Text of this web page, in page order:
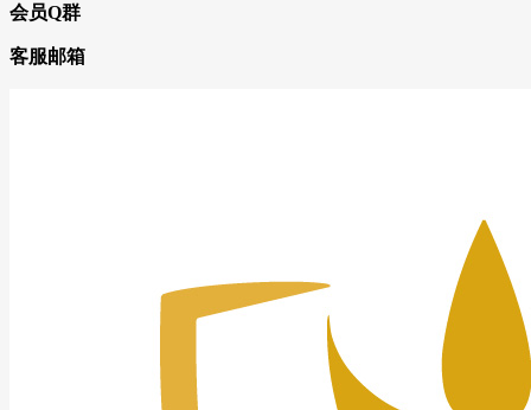
会员Q群
客服邮箱